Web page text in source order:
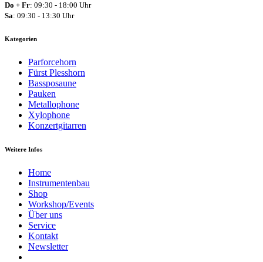
Do + Fr: 09:30 - 18:00 Uhr
Sa: 09:30 - 13:30 Uhr
Kategorien
Parforcehorn
Fürst Plesshorn
Bassposaune
Pauken
Metallophone
Xylophone
Konzertgitarren
Weitere Infos
Home
Instrumentenbau
Shop
Workshop/Events
Über uns
Service
Kontakt
Newsletter